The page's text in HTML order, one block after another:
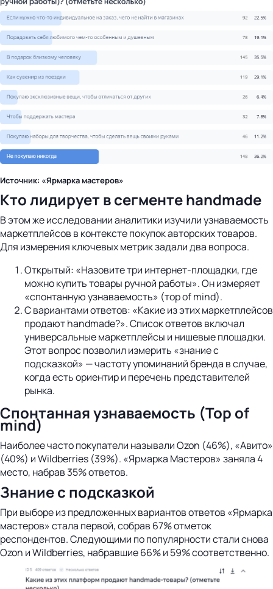
Источник: «Ярмарка мастеров»
Кто лидирует в сегменте handmade
В этом же исследовании аналитики изучили узнаваемость
маркетплейсов в контексте покупок авторских товаров.
Для измерения ключевых метрик задали два вопроса.
Открытый: «Назовите три интернет-площадки, где
можно купить товары ручной работы». Он измеряет
«спонтанную узнаваемость» (тop of mind).
С вариантами ответов: «Какие из этих маркетплейсов
продают handmade?». Список ответов включал
универсальные маркетплейсы и нишевые площадки.
Этот вопрос позволил измерить «знание с
подсказкой» — частоту упоминаний бренда в случае,
когда есть ориентир и перечень представителей
рынка.
Спонтанная узнаваемость (Top of
mind)
Наиболее часто покупатели называли Ozon (46%), «Авито»
(40%) и Wildberries (39%). «Ярмарка Мастеров» заняла 4
место, набрав 35% ответов.
Знание с подсказкой
При выборе из предложенных вариантов ответов «Ярмарка
мастеров» стала первой, собрав 67% отметок
респондентов. Следующими по популярности стали снова
Ozon и Wildberries, набравшие 66% и 59% соответственно.